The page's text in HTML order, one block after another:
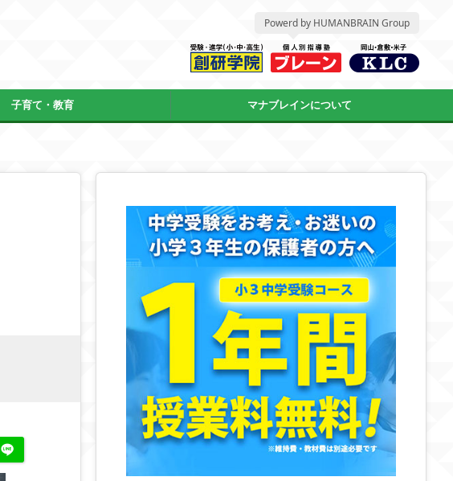
子育て・教育 マナブレインについて
Powerd by HUMANBRAIN Group